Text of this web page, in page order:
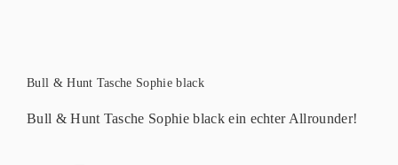
Bull & Hunt Tasche Sophie black
Bull & Hunt Tasche Sophie black ein echter Allrounder!